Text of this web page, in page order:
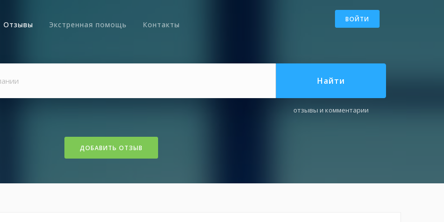
ВОЙТИ
Отзывы Экстренная помощь Контакты
Найти
отзывы и комментарии
ДОБАВИТЬ ОТЗЫВ